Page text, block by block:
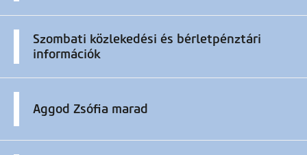
Szombati közlekedési és bérletpénztári
információk
Aggod Zsófia marad